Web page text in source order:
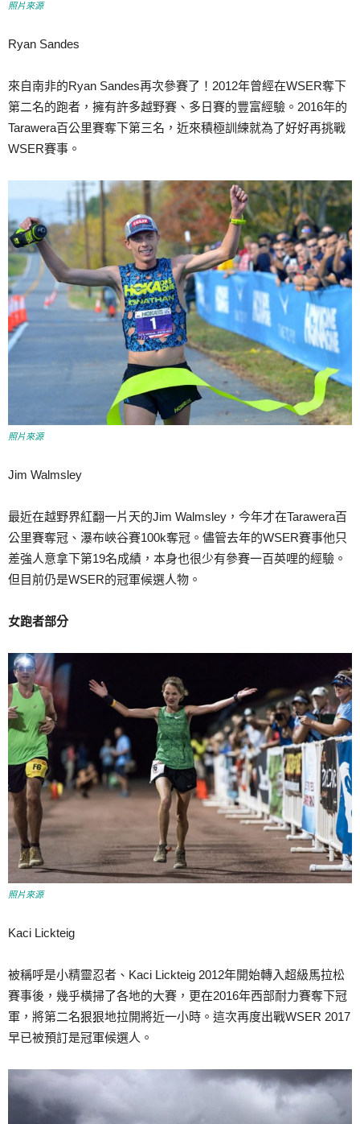
照片來源
Ryan Sandes
來自南非的Ryan Sandes再次參賽了！2012年曾經在WSER奪下
第二名的跑者，擁有許多越野賽、多日賽的豐富經驗。2016年的
Tarawera百公里賽奪下第三名，近來積極訓練就為了好好再挑戰
WSER賽事。
照片來源
Jim Walmsley
最近在越野界紅翻一片天的Jim Walmsley，今年才在Tarawera百
公里賽奪冠、瀑布峽谷賽100k奪冠。儘管去年的WSER賽事他只
差強人意拿下第19名成績，本身也很少有參賽一百英哩的經驗。
但目前仍是WSER的冠軍候選人物。
女跑者部分
照片來源
Kaci Lickteig
被稱呼是小精靈忍者、Kaci Lickteig 2012年開始轉入超級馬拉松
賽事後，幾乎橫掃了各地的大賽，更在2016年西部耐力賽奪下冠
軍，將第二名狠狠地拉開將近一小時。這次再度出戰WSER 2017
早已被預訂是冠軍候選人。